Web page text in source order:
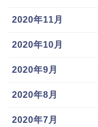
2020年11月
2020年10月
2020年9月
2020年8月
2020年7月